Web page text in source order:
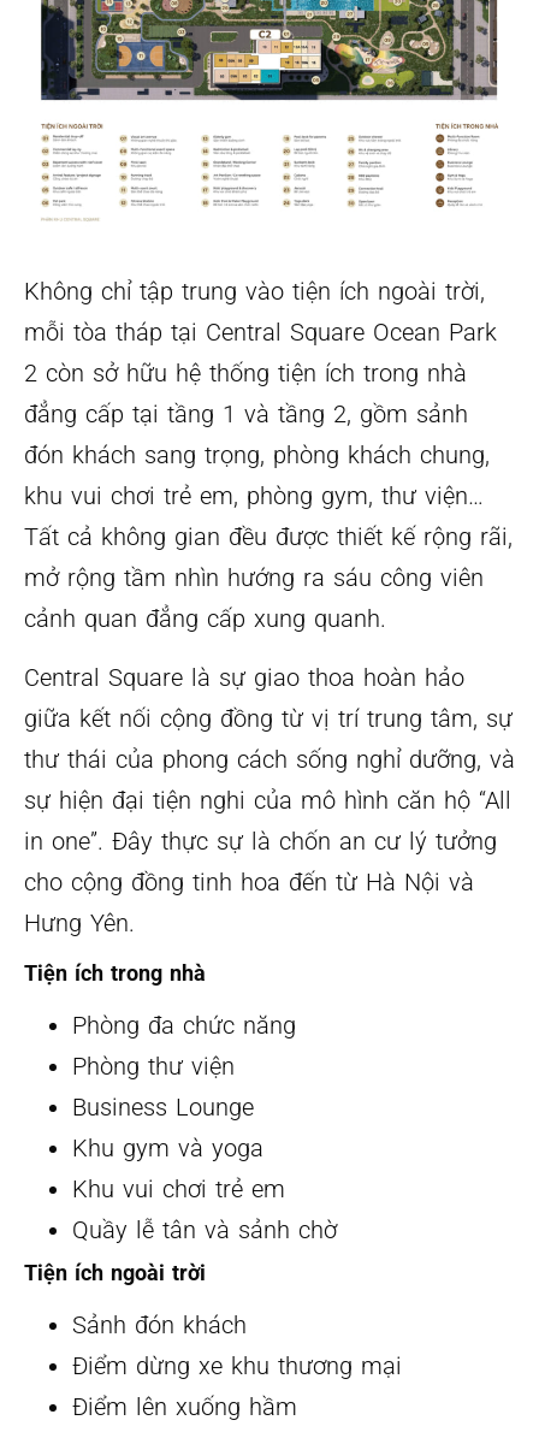
Không chỉ tập trung vào tiện ích ngoài trời,
mỗi tòa tháp tại Central Square Ocean Park
2 còn sở hữu hệ thống tiện ích trong nhà
đẳng cấp tại tầng 1 và tầng 2, gồm sảnh
đón khách sang trọng, phòng khách chung,
khu vui chơi trẻ em, phòng gym, thư viện…
Tất cả không gian đều được thiết kế rộng rãi,
mở rộng tầm nhìn hướng ra sáu công viên
cảnh quan đẳng cấp xung quanh.
Central Square là sự giao thoa hoàn hảo
giữa kết nối cộng đồng từ vị trí trung tâm, sự
thư thái của phong cách sống nghỉ dưỡng, và
sự hiện đại tiện nghi của mô hình căn hộ “All
in one”. Đây thực sự là chốn an cư lý tưởng
cho cộng đồng tinh hoa đến từ Hà Nội và
Hưng Yên.
Tiện ích trong nhà
Phòng đa chức năng
Phòng thư viện
Business Lounge
Khu gym và yoga
Khu vui chơi trẻ em
Quầy lễ tân và sảnh chờ
Tiện ích ngoài trời
Sảnh đón khách
Điểm dừng xe khu thương mại
Điểm lên xuống hầm